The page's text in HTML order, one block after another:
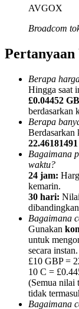
Referensi
Undang
BTC Welcome
AVGOX
Broadcom
Pertanyaan
Berapa
Hingga saat
£0.04452
berdasarkan
Berapa
Berdasarkan
Bagaimana
waktu?
24 jam:
kemarin.
30 hari:
Bagaimana
Gunakan
untuk
secara
£10 GBP =
10 C =
(Semua nilai
tidak
Bagaimana